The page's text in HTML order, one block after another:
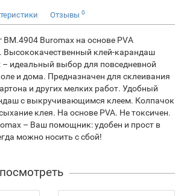
Отзывы 0
BM.4904 Buromax на основе PVА
Высококачественный клей-карандаш
– идеальный выбор для повседневной
и дома. Предназначен для склеивания
и других мелких работ. Удобный
с выкручивающимся клеем. Колпачок
клея. На основе PVA. Не токсичен.
– Ваш помощник: удобен и прост в
можно носить с сбой!